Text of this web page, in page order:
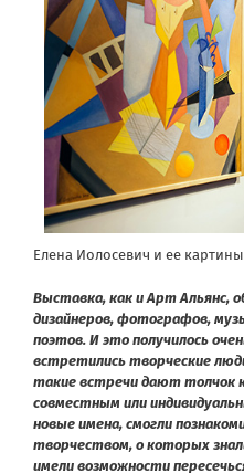
Елена Иолосевич и ее
Выставка, как и Арт Альянс,
дизайнеров, фотографов,
поэтов. И это получилось
встретились творческие
такие встречи дают толчок
совместным или
новые имена, смогли
творчеством, о которых
имели возможности